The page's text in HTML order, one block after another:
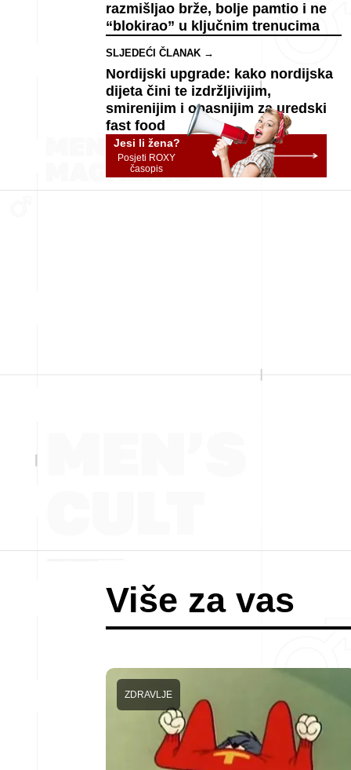
razmišljao brže, bolje pamtio i ne
“blokirao” u ključnim trenucima
SLJEDEĆI ČLANAK →
Nordijski upgrade: kako nordijska
dijeta čini te izdržljivijim,
smirenijim i opasnijim za uredski
fast food
Jesi li žena?
Posjeti ROXY
časopis
Više za vas
ZDRAVLJE